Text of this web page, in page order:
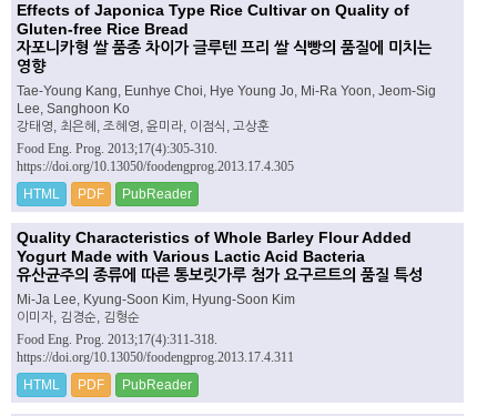
Effects of Japonica Type Rice Cultivar on Quality of
Gluten-free Rice Bread
자포니카형 쌀 품종 차이가 글루텐 프리 쌀 식빵의 품질에 미치는
영향
Tae-Young Kang, Eunhye Choi, Hye Young Jo, Mi-Ra Yoon, Jeom-Sig
Lee, Sanghoon Ko
강태영, 최은혜, 조혜영, 윤미라, 이점식, 고상훈
Food Eng. Prog. 2013;17(4):305-310.
https://doi.org/10.13050/foodengprog.2013.17.4.305
HTML PDF PubReader
Quality Characteristics of Whole Barley Flour Added
Yogurt Made with Various Lactic Acid Bacteria
유산균주의 종류에 따른 통보릿가루 첨가 요구르트의 품질 특성
Mi-Ja Lee, Kyung-Soon Kim, Hyung-Soon Kim
이미자, 김경순, 김형순
Food Eng. Prog. 2013;17(4):311-318.
https://doi.org/10.13050/foodengprog.2013.17.4.311
HTML PDF PubReader